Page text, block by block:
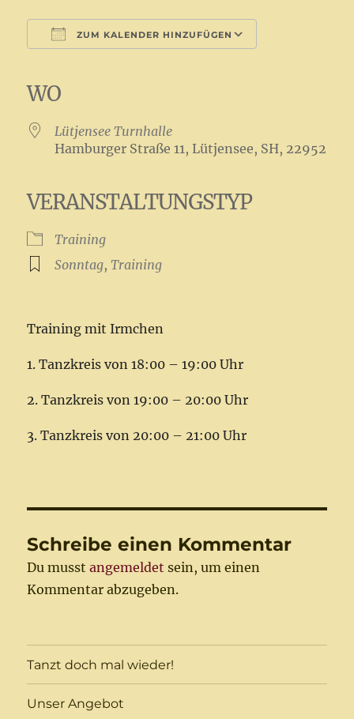
ZUM KALENDER HINZUFÜGEN
WO
Lütjensee Turnhalle
Hamburger Straße 11, Lütjensee, SH, 22952
VERANSTALTUNGSTYP
Training
Sonntag,Training
Training mit Irmchen
1. Tanzkreis von 18:00 – 19:00 Uhr
2. Tanzkreis von 19:00 – 20:00 Uhr
3. Tanzkreis von 20:00 – 21:00 Uhr
Schreibe einen Kommentar
Du musstangemeldet sein, um einen
Kommentar abzugeben.
Tanzt doch mal wieder!
Unser Angebot